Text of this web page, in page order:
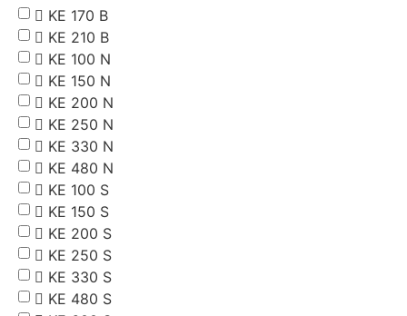
KE 170 B
KE 210 B
KE 100 N
KE 150 N
KE 200 N
KE 250 N
KE 330 N
KE 480 N
KE 100 S
KE 150 S
KE 200 S
KE 250 S
KE 330 S
KE 480 S